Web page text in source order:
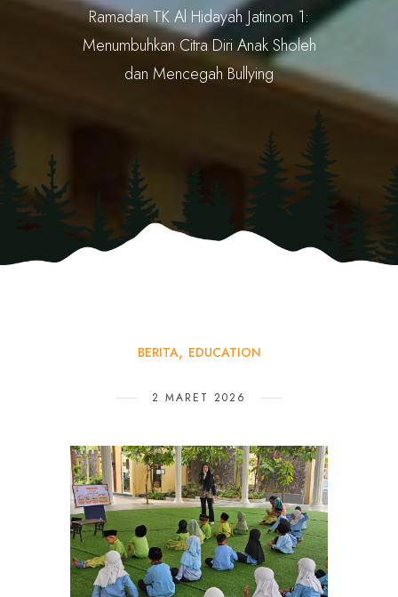
Ramadan TK Al Hidayah Jatinom 1:
Menumbuhkan Citra Diri Anak Sholeh
dan Mencegah Bullying
BERITA EDUCATION
2 MARET 2026